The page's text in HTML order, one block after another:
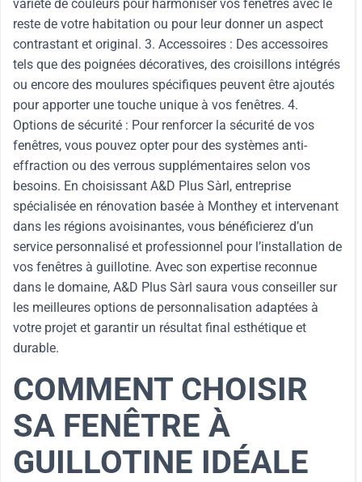
variété de couleurs pour harmoniser vos fenêtres avec le
reste de votre habitation ou pour leur donner un aspect
contrastant et original. 3. Accessoires : Des accessoires
tels que des poignées décoratives, des croisillons intégrés
ou encore des moulures spécifiques peuvent être ajoutés
pour apporter une touche unique à vos fenêtres. 4.
Options de sécurité : Pour renforcer la sécurité de vos
fenêtres, vous pouvez opter pour des systèmes anti-
effraction ou des verrous supplémentaires selon vos
besoins. En choisissant A&D Plus Sàrl, entreprise
spécialisée en rénovation basée à Monthey et intervenant
dans les régions avoisinantes, vous bénéficierez d’un
service personnalisé et professionnel pour l’installation de
vos fenêtres à guillotine. Avec son expertise reconnue
dans le domaine, A&D Plus Sàrl saura vous conseiller sur
les meilleures options de personnalisation adaptées à
votre projet et garantir un résultat final esthétique et
durable.
COMMENT CHOISIR
SA FENÊTRE À
GUILLOTINE IDÉALE